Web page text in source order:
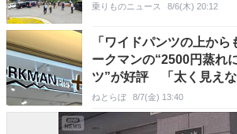
乗りものニュース 8/6(木) 20:12
「ワイドパンツの上か
ークマンの“2500円蒸れ
ツ”が好評 「太く見え
高！」の声
ねとらぼ 8/7(金) 13:40